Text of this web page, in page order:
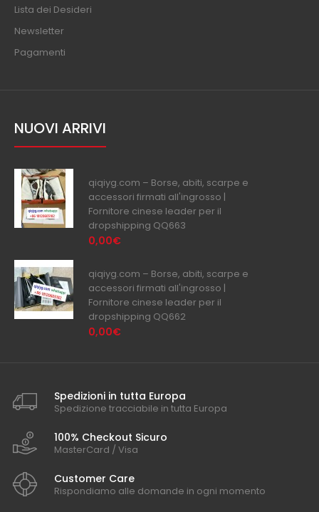
Lista dei Desideri
Newsletter
Pagamenti
NUOVI ARRIVI
qiqiyg.com – Borse, abiti, scarpe e
accessori firmati all'ingrosso |
Fornitore cinese leader per il
dropshipping QQ663
0,00€
qiqiyg.com – Borse, abiti, scarpe e
accessori firmati all'ingrosso |
Fornitore cinese leader per il
dropshipping QQ662
0,00€
Spedizioni in tutta Europa
Spedizione tracciabile in tutta Europa
100% Checkout Sicuro
MasterCard / Visa
Customer Care
Rispondiamo alle domande in ogni momento